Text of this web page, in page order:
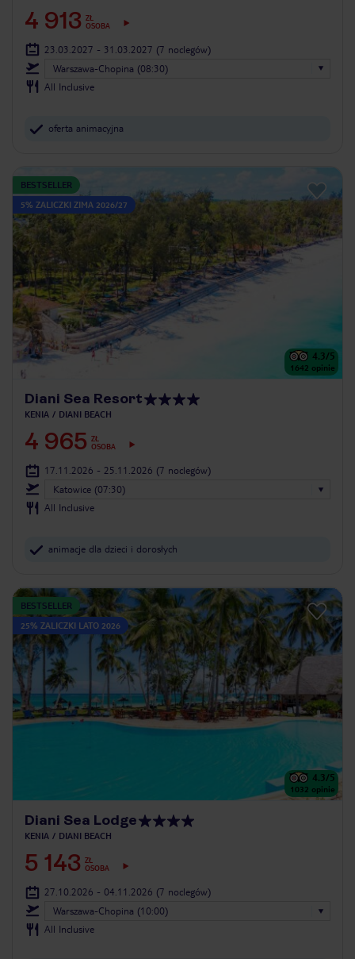
4 913 ZŁ
OSOBA
23.03.2027 - 31.03.2027 (7 noclegów)
Warszawa-Chopina (08:30)
All Inclusive
oferta animacyjna
BESTSELLER
5% ZALICZKI ZIMA 2026/27
4.3/5
1642 opinie
Diani Sea Resort
KENIA DIANI BEACH
4 965 ZŁ
OSOBA
17.11.2026 - 25.11.2026 (7 noclegów)
Katowice (07:30)
All Inclusive
animacje dla dzieci i dorosłych
BESTSELLER
25% ZALICZKI LATO 2026
4.3/5
1032 opinie
Diani Sea Lodge
KENIA DIANI BEACH
5 143 ZŁ
OSOBA
27.10.2026 - 04.11.2026 (7 noclegów)
Warszawa-Chopina (10:00)
All Inclusive